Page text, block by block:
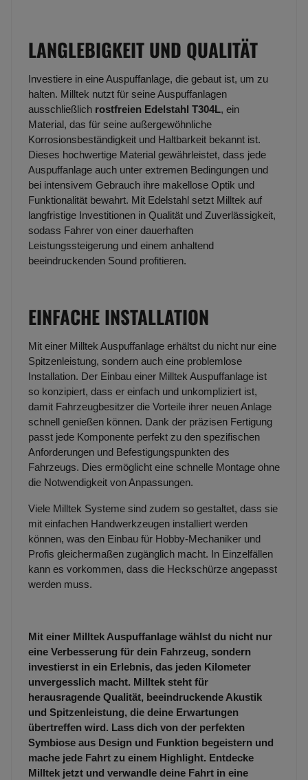
LANGLEBIGKEIT UND QUALITÄT
Investiere in eine Auspuffanlage, die gebaut ist, um zu
halten. Milltek nutzt für seine Auspuffanlagen
ausschließlich rostfreien Edelstahl T304L, ein
Material, das für seine außergewöhnliche
Korrosionsbeständigkeit und Haltbarkeit bekannt ist.
Dieses hochwertige Material gewährleistet, dass jede
Auspuffanlage auch unter extremen Bedingungen und
bei intensivem Gebrauch ihre makellose Optik und
Funktionalität bewahrt. Mit Edelstahl setzt Milltek auf
langfristige Investitionen in Qualität und Zuverlässigkeit,
sodass Fahrer von einer dauerhaften
Leistungssteigerung und einem anhaltend
beeindruckenden Sound profitieren.
EINFACHE INSTALLATION
Mit einer Milltek Auspuffanlage erhältst du nicht nur eine
Spitzenleistung, sondern auch eine problemlose
Installation. Der Einbau einer Milltek Auspuffanlage ist
so konzipiert, dass er einfach und unkompliziert ist,
damit Fahrzeugbesitzer die Vorteile ihrer neuen Anlage
schnell genießen können. Dank der präzisen Fertigung
passt jede Komponente perfekt zu den spezifischen
Anforderungen und Befestigungspunkten des
Fahrzeugs. Dies ermöglicht eine schnelle Montage ohne
die Notwendigkeit von Anpassungen.
Viele Milltek Systeme sind zudem so gestaltet, dass sie
mit einfachen Handwerkzeugen installiert werden
können, was den Einbau für Hobby-Mechaniker und
Profis gleichermaßen zugänglich macht. In Einzelfällen
kann es vorkommen, dass die Heckschürze angepasst
werden muss.
Mit einer Milltek Auspuffanlage wählst du nicht nur
eine Verbesserung für dein Fahrzeug, sondern
investierst in ein Erlebnis, das jeden Kilometer
unvergesslich macht. Milltek steht für
herausragende Qualität, beeindruckende Akustik
und Spitzenleistung, die deine Erwartungen
übertreffen wird. Lass dich von der perfekten
Symbiose aus Design und Funktion begeistern und
mache jede Fahrt zu einem Highlight. Entdecke
Milltek jetzt und verwandle deine Fahrt in eine